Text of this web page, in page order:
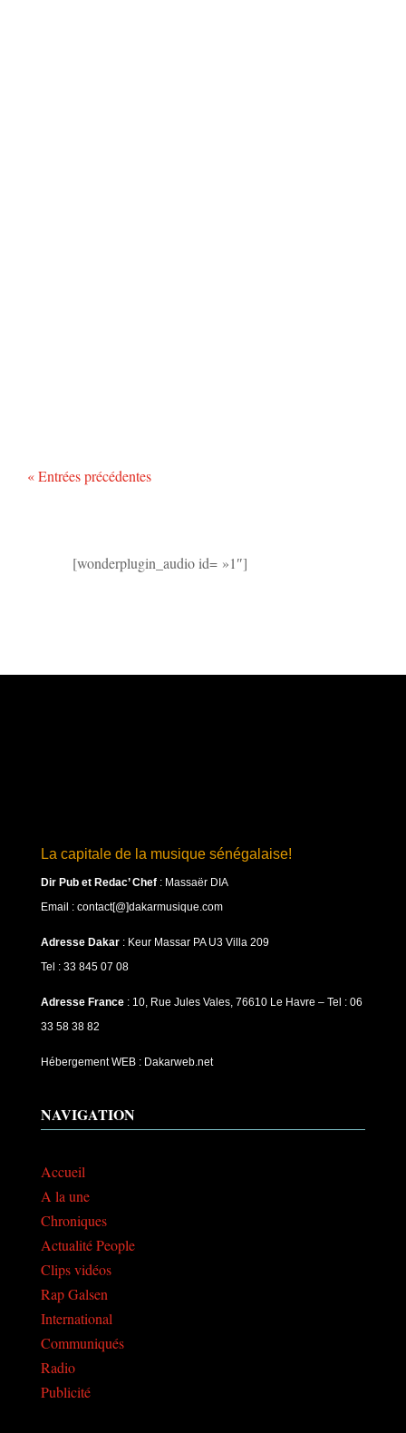
« Entrées précédentes
[wonderplugin_audio id= »1″]
La capitale de la musique sénégalaise!
Dir Pub et Redac’ Chef: Massaër DIA
Email : contact[@]dakarmusique.com
Adresse Dakar: Keur Massar PA U3 Villa 209
Tel : 33 845 07 08
Adresse France: 10, Rue Jules Vales, 76610 Le Havre – Tel : 06
33 58 38 82
Hébergement WEB : Dakarweb.net
NAVIGATION
Accueil
A la une
Chroniques
Actualité People
Clips vidéos
Rap Galsen
International
Communiqués
Radio
Publicité